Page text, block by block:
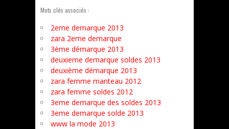
Mots clés associés :
2eme demarque 2013
zara 2eme demarque
3ème démarque 2013
deuxieme demarque soldes 2013
deuxième démarque 2013
zara femme manteau 2012
zara femme soldes 2012
3eme demarque des soldes 2013
3eme demarque solde 2013
www la mode 2013